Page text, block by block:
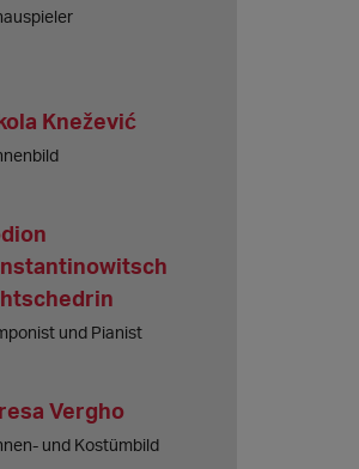
Knežević
und Pianist
Vergho
und Kostümbild